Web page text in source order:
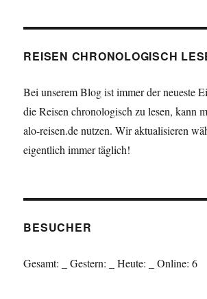
REISEN CHRONOLOGISCH
Bei unserem Blog ist immer der neueste
die Reisen chronologisch zu lesen, kann
alo-reisen.de nutzen. Wir aktualisieren
eigentlich immer täglich!
BESUCHER
Gesamt: Gestern: Heute: Online: 6